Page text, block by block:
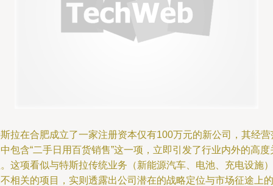
拉在合肥成立了一家注册资本仅有100万元的新公司，其经营
包含“二手日用百货销售”这一项，立即引发了行业内外的高度
这项看似与特斯拉传统业务（新能源汽车、电池、充电设施）
相关的项目，实则透露出公司潜在的战略定位与市场征途上的